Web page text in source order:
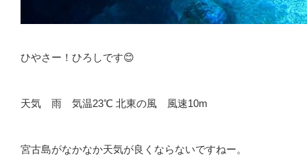
ひやさー！ひろしです😊
天気 雨 気温23℃ 北東の風 風速10m
宮古島がなかなか天気が良くならないですねー。